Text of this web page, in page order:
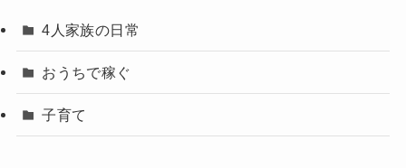
4人家族の日常
おうちで稼ぐ
子育て